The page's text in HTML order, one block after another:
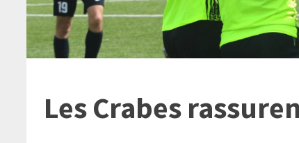
Les Crabes